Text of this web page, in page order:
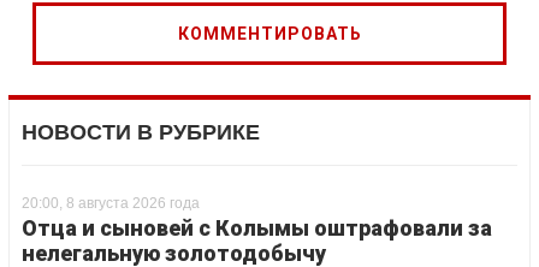
НОВОСТИ В РУБРИКЕ
20:00, 8 августа 2026 года
Отца и сыновей с Колымы оштрафовали за
нелегальную золотодобычу